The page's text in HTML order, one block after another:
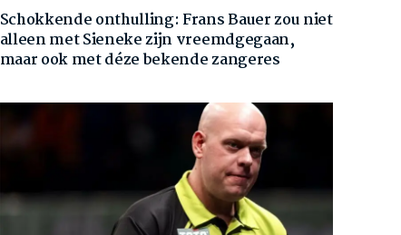
Schokkende onthulling: Frans Bauer zou niet
alleen met Sieneke zijn vreemdgegaan,
maar ook met déze bekende zangeres